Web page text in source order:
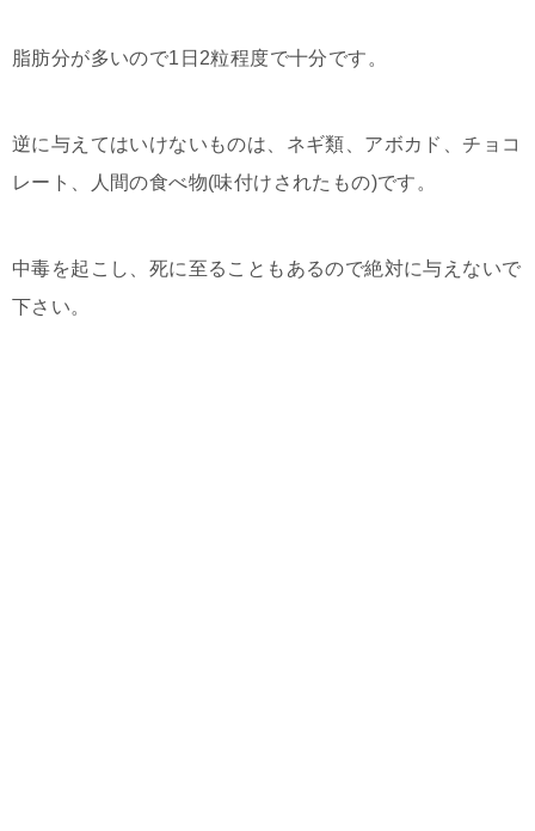
脂肪分が多いので1日2粒程度で十分です。
逆に与えてはいけないものは、ネギ類、アボカド、チョコ
レート、人間の食べ物(味付けされたもの)です。
中毒を起こし、死に至ることもあるので絶対に与えないで
下さい。